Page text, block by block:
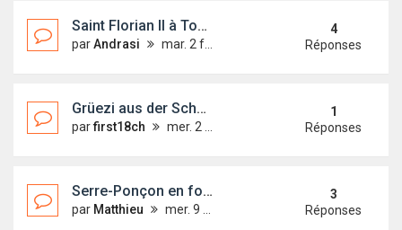
Saint Florian II à Toulon
parAndrasi mar. 2 févr. 2021 18:06
4
Réponses
Grüezi aus der Schweiz; Salut du suisse
parfirst18ch mer. 2 sept. 2020 12:39
1
Réponses
Serre-Ponçon en force!
par Matthieu mer. 9 sept. 2020 09:49
3
Réponses